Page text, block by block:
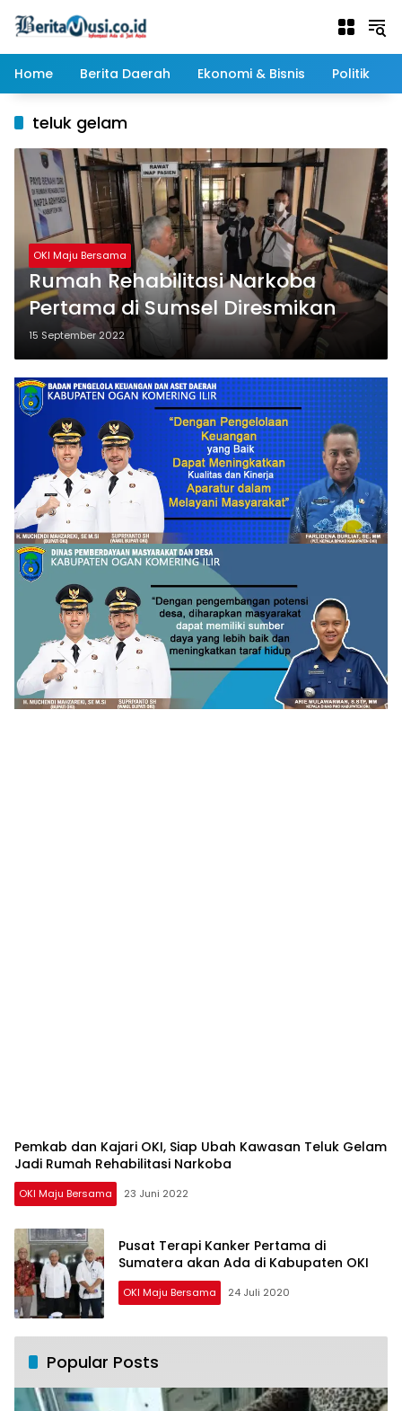
Home
Berita Daerah Ekonomi & Bisnis Politik
teluk gelam
OKI Maju Bersama
Rumah Rehabilitasi Narkoba
Pertama di Sumsel Diresmikan
15 September 2022
Pemkab dan Kajari OKI, Siap Ubah Kawasan Teluk Gelam
Jadi Rumah Rehabilitasi Narkoba
OKI Maju Bersama 23 Juni 2022
Pusat Terapi Kanker Pertama di
Sumatera akan Ada di Kabupaten OKI
OKI Maju Bersama 24 Juli 2020
Popular Posts